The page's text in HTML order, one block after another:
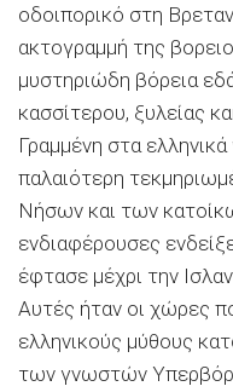
οδοιπορικό στη
ακτογραμμή της
μυστηριώδη βόρεια
κασσίτερου, ξυλείας
Γραμμένη στα
παλαιότερη
Νήσων και των
ενδιαφέρουσες
έφτασε μέχρι την
Αυτές ήταν οι χώρες
ελληνικούς μύθους
των γνωστών